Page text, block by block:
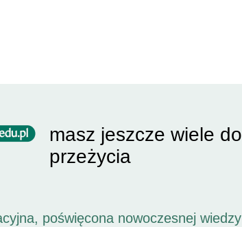
masz jeszcze wiele do
przeżycia
poświęcona nowoczesnej wiedzy